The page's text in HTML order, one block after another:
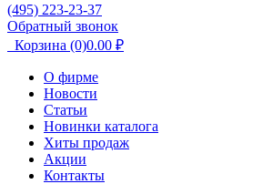
(495) 223-23-37
Обратный звонок
Корзина (0)0.00 ₽
О фирме
Новости
Статьи
Новинки каталога
Хиты продаж
Акции
Контакты